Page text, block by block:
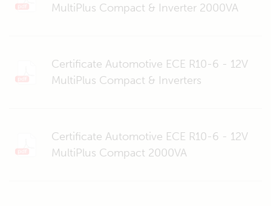
MultiPlus Compact & Inverter 2000VA
Certificate Automotive ECE R10-6 - 12V
MultiPlus Compact & Inverters
Certificate Automotive ECE R10-6 - 12V
MultiPlus Compact 2000VA